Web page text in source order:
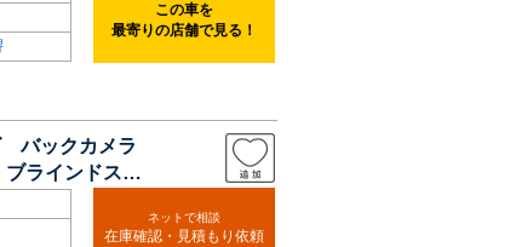
この車を
最寄りの店舗で見る！
バックカメラ
ラインドスポ
ネットで相談
在庫確認・見積もり依頼